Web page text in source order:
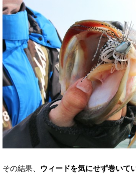
その結果、 ウィードを気にせず巻いて